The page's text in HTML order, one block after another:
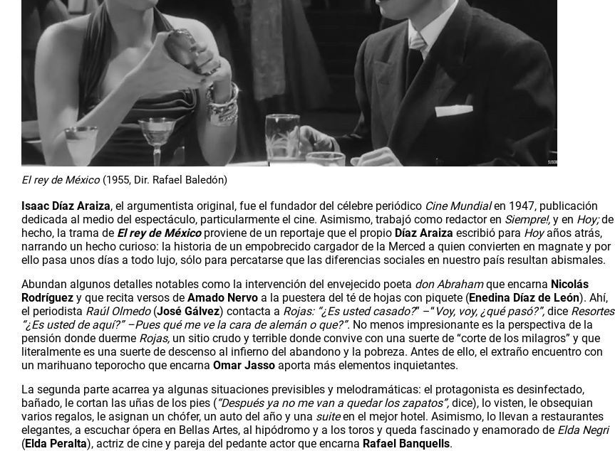
El rey de México (1955, Dir. Rafael Baledón)
Isaac Díaz Araiza, el argumentista original, fue el fundador del célebre periódico Cine Mundial en 1947, publicación
dedicada al medio del espectáculo, particularmente el cine. Asimismo, trabajó como redactor en Siempre!, y en Hoy; de
hecho, la trama de El rey de México proviene de un reportaje que el propio Díaz Araiza escribió para Hoy años atrás,
narrando un hecho curioso: la historia de un empobrecido cargador de la Merced a quien convierten en magnate y por
ello pasa unos días a todo lujo, sólo para percatarse que las diferencias sociales en nuestro país resultan abismales.
Abundan algunos detalles notables como la intervención del envejecido poeta don Abraham que encarna Nicolás
Rodríguez y que recita versos de Amado Nervo a la puestera del té de hojas con piquete (Enedina Díaz de León). Ahí,
el periodista Raúl Olmedo (José Gálvez) contacta a Rojas: “¿Es usted casado?” –“Voy, voy, ¿qué pasó?”, dice Resortes
“¿Es usted de aquí?” –Pues qué me ve la cara de alemán o que?”. No menos impresionante es la perspectiva de la
pensión donde duerme Rojas, un sitio crudo y terrible donde convive con una suerte de “corte de los milagros” y que
literalmente es una suerte de descenso al infierno del abandono y la pobreza. Antes de ello, el extraño encuentro con
un marihuano teporocho que encarna Omar Jasso aporta más elementos inquietantes.
La segunda parte acarrea ya algunas situaciones previsibles y melodramáticas: el protagonista es desinfectado,
bañado, le cortan las uñas de los pies (“Después ya no me van a quedar los zapatos”, dice), lo visten, le obsequian
varios regalos, le asignan un chófer, un auto del año y una suite en el mejor hotel. Asimismo, lo llevan a restaurantes
elegantes, a escuchar ópera en Bellas Artes, al hipódromo y a los toros y queda fascinado y enamorado de Elda Negri
(Elda Peralta), actriz de cine y pareja del pedante actor que encarna Rafael Banquells.